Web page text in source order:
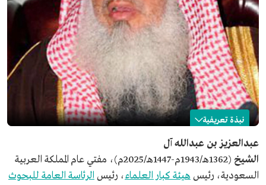
نبذة تعريفية
عبدالعزيز بن عبدالله آل الشيخ
الاسم
عبدالعزيز بن عبدالله آل الشيخ.
تاريخ الميلاد
1362هـ/1943م.
عبدالعزيز بن عبدالله آل
الشيخ
(1362هـ/1943م-1447هـ/2025م)، مفتي عام المملكة العربية
السعودية، رئيس هيئة كبار العلماء، رئيس الرئاسة العامة للبحوث